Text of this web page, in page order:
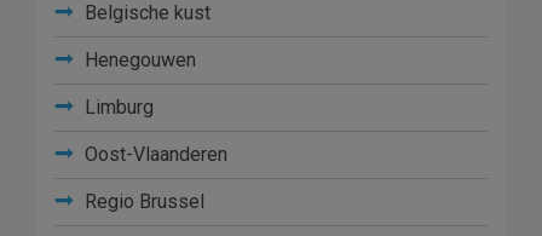
Belgische kust
Henegouwen
Limburg
Oost-Vlaanderen
Regio Brussel